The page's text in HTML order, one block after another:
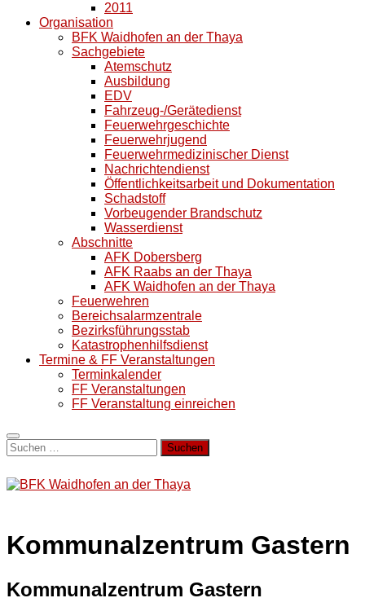
2011
Organisation
BFK Waidhofen an der Thaya
Sachgebiete
Atemschutz
Ausbildung
EDV
Fahrzeug-/Gerätedienst
Feuerwehrgeschichte
Feuerwehrjugend
Feuerwehrmedizinischer Dienst
Nachrichtendienst
Öffentlichkeitsarbeit und Dokumentation
Schadstoff
Vorbeugender Brandschutz
Wasserdienst
Abschnitte
AFK Dobersberg
AFK Raabs an der Thaya
AFK Waidhofen an der Thaya
Feuerwehren
Bereichsalarmzentrale
Bezirksführungsstab
Katastrophenhilfsdienst
Termine & FF Veranstaltungen
Terminkalender
FF Veranstaltungen
FF Veranstaltung einreichen
Suchen
nach:
Kommunalzentrum Gastern
Kommunalzentrum Gastern